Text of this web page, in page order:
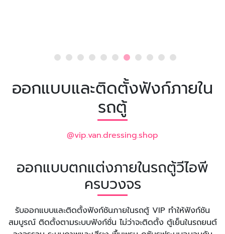
ออกแบบและติดตั้งฟังก์ภายใน
รถตู้
@vip.van.dressing.shop
ออกแบบตกแต่งภายในรถตู้วีไอพี
ครบวงจร
รับออกแบบและติดตั้งฟังก์ชันภายในรถตู้ VIP ทำให้ฟังก์ชัน
สมบูรณ์ ติดตั้งตามระบบฟังก์ชั่น ไม่ว่าจะติดตั้ง ตู้เย็นในรถยนต์